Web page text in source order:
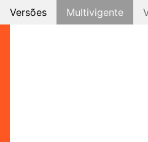
Versões Multivigente